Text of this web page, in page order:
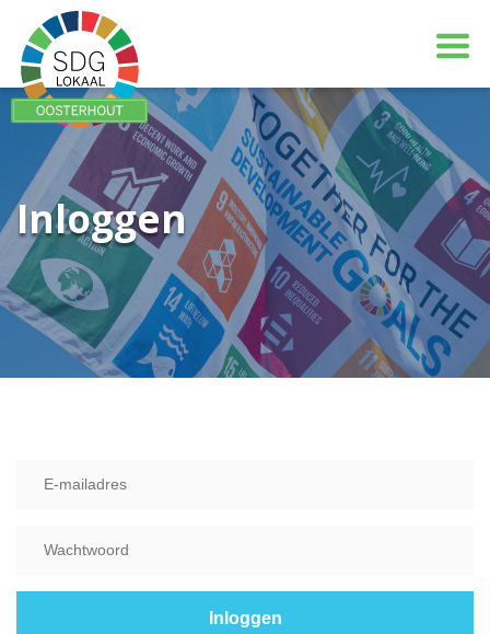
Inloggen